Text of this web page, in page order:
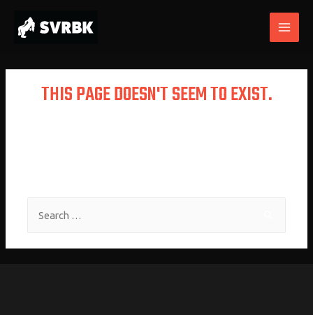
THIS PAGE DOESN'T SEEM TO EXIST.